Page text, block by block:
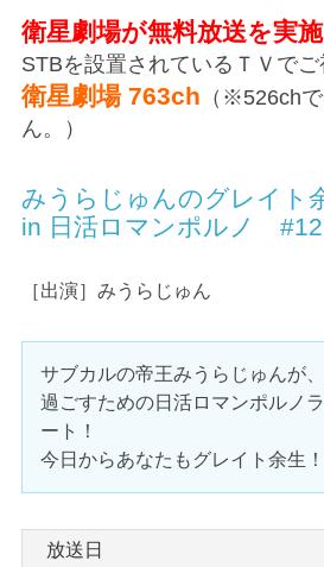
衛星劇場が無料放送を実施
STBを設置されているＴＶでご
衛星劇場 763ch （※526ch
ん。）
みうらじゅんのグレイト
in 日活ロマンポルノ
［出演］みうらじゅん
サブカルの帝王みうらじゅんが
過ごすための日活ロマンポルノ
ート！
今日からあなたもグレイト余生！
放送日